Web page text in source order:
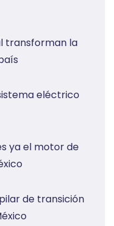
transforman la
eléctrico
ya el motor de
de transición